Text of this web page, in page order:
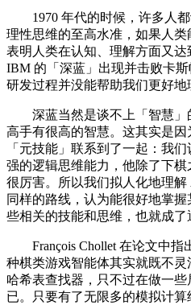
1970 年代的时候，许多人都
理性思维的至高水准，如果人
表明人类在认知、理解方面又
IBM 的「深蓝」出现并击败卡
研发过程并没能帮助我们更好地
深蓝当然是谈不上「智慧」
高手有很高的智慧。这其实是
「元技能」联系到了一起：我
强的逻辑思维能力，他除了下
很厉害。所以我们拟人化地理
同样的路线，认为能很好地掌
些相关的技能和思维，也就成了
François Chollet 在论文中指
种棋类游戏智能体其实就既不
哈希表查找器，只不过在做一
已。只要有了无限多的模拟计